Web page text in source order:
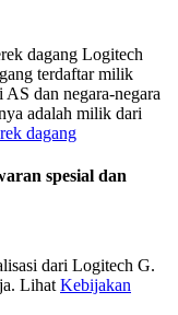
dagang Logitech
terdaftar milik
dan negara-negara
adalah milik dari
dagang
spesial dan
dari Logitech G.
Lihat Kebijakan